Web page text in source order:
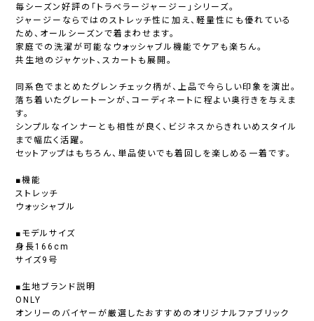
毎シーズン好評の「トラベラージャージー」シリーズ。
ジャージーならではのストレッチ性に加え、軽量性にも優れている
ため、オールシーズンで着まわせます。
家庭での洗濯が可能なウォッシャブル機能でケアも楽ちん。
共生地のジャケット、スカートも展開。
同系色でまとめたグレンチェック柄が、上品で今らしい印象を演出。
落ち着いたグレートーンが、コーディネートに程よい奥行きを与えま
す。
シンプルなインナーとも相性が良く、ビジネスからきれいめスタイル
まで幅広く活躍。
セットアップはもちろん、単品使いでも着回しを楽しめる一着です。
■機能
ストレッチ
ウォッシャブル
■モデルサイズ
身長166cm
サイズ9号
■生地ブランド説明
ONLY
オンリーのバイヤーが厳選したおすすめのオリジナルファブリック